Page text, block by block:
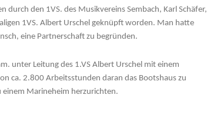
durch den 1VS. des Musikvereins Sembach, Karl Schäfer,
1VS. Albert Urschel geknüpft worden. Man hatte
eine Partnerschaft zu begründen.
unter Leitung des 1.VS Albert Urschel mit einem
ca. 2.800 Arbeitsstunden daran das Bootshaus zu
einem Marineheim herzurichten.